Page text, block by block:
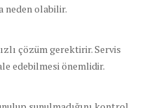
neden olabilir.
çözüm gerektirir. Servis
edebilmesi önemlidir.